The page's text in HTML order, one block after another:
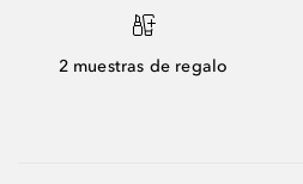
2 muestras de regalo